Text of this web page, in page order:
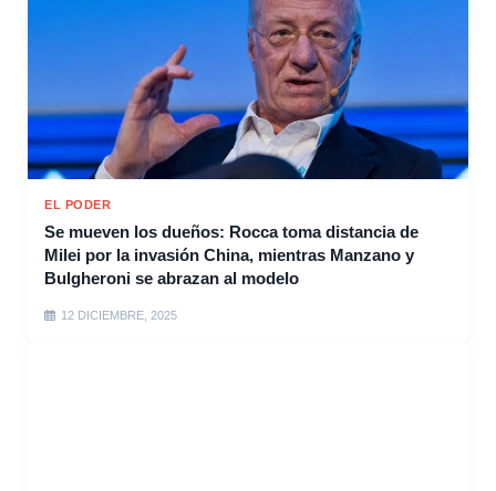
EL PODER
Se mueven los dueños: Rocca toma distancia de
Milei por la invasión China, mientras Manzano y
Bulgheroni se abrazan al modelo
12 DICIEMBRE, 2025